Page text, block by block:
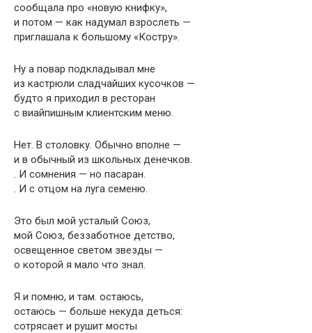
сообщала про «новую книфку»,
и потом — как надумал взрослеть —
приглашала к большому «Костру».
Ну а повар подкладывал мне
из кастрюли сладчайших кусочков —
будто я приходил в ресторан
с виайпишным клиентским меню.
Нет. В столовку. Обычно вполне —
и в обычный из школьных денечков.
. И сомнения — но пасаран.
. И с отцом на луга семеню.
Это был мой усталый Союз,
мой Союз, беззаботное детство,
освещенное светом звезды —
о которой я мало что знал.
Я и помню, и там. остаюсь,
остаюсь — больше некуда деться:
сотрясает и рушит мосты